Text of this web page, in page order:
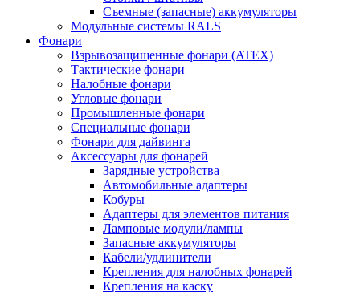
Съемные (запасные) аккумуляторы
Модульные системы RALS
Фонари
Взрывозащищенные фонари (ATEX)
Тактические фонари
Налобные фонари
Угловые фонари
Промышленные фонари
Специальные фонари
Фонари для дайвинга
Аксессуары для фонарей
Зарядные устройства
Автомобильные адаптеры
Кобуры
Адаптеры для элементов питания
Ламповые модули/лампы
Запасные аккумуляторы
Кабели/удлинители
Крепления для налобных фонарей
Крепления на каску